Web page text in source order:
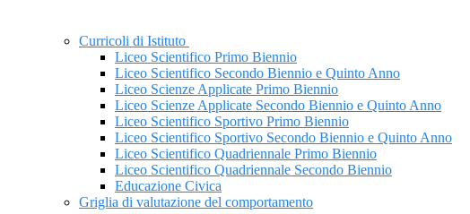
Curricoli di Istituto
Liceo Scientifico Primo Biennio
Liceo Scientifico Secondo Biennio e Quinto Anno
Liceo Scienze Applicate Primo Biennio
Liceo Scienze Applicate Secondo Biennio e Quinto Anno
Liceo Scientifico Sportivo Primo Biennio
Liceo Scientifico Sportivo Secondo Biennio e Quinto Anno
Liceo Scientifico Quadriennale Primo Biennio
Liceo Scientifico Quadriennale Secondo Biennio
Educazione Civica
Griglia di valutazione del comportamento